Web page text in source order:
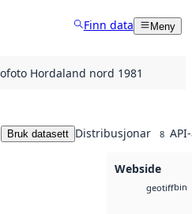
Finn data Meny
Hordaland nord 1981
Bruk datasett Distribusjonar 8
Webside
geotiffbin